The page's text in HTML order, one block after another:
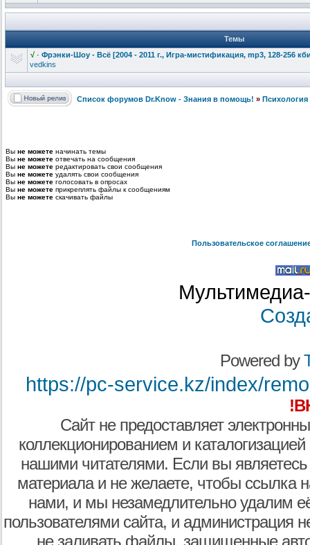
Темы
√ · Фрэнки-Шоу - Всё [2004 - 2011 г., Игра-мистификация, mp3, 128-256
vedkins
Список форумов Dr.Know - Знания в помощь! » Психология
Вы не можете начинать темы
Вы не можете отвечать на сообщения
Вы не можете редактировать свои сообщения
Вы не можете удалять свои сообщения
Вы не можете голосовать в опросах
Вы не можете прикреплять файлы к сообщениям
Вы не можете скачивать файлы
Пользовательское
Powered by
https://pc-service.kz/index/
Сайт не предоставляет
коллекционированием и
нашими читателями. Если вы являетесь
материала и не желаете, чтобы ссылка
нами, и мы незамедлительно удалим
пользователями сайта, и администрация
не заливать файлы, защищенные